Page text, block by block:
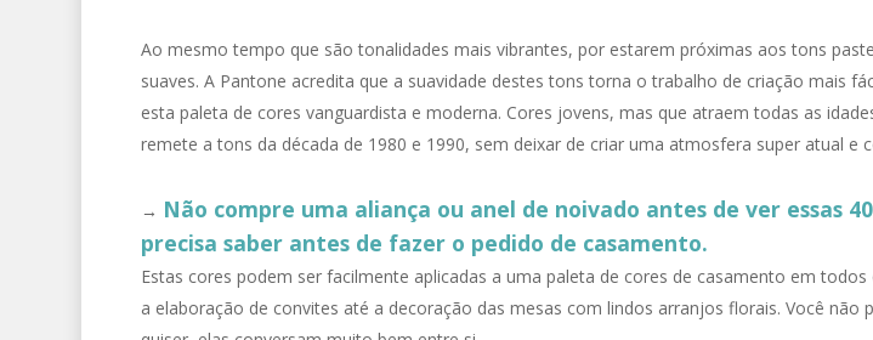
Ao mesmo tempo que são tonalidades mais vibrantes, por estarem próximas aos tons
suaves. A Pantone acredita que a suavidade destes tons torna o trabalho de criação mais
esta paleta de cores vanguardista e moderna. Cores jovens, mas que atraem todas as
remete a tons da década de 1980 e 1990, sem deixar de criar uma atmosfera super atual e
→ Não compre uma aliança ou anel de noivado antes de ver essas
precisa saber antes de fazer o pedido de casamento.
Estas cores podem ser facilmente aplicadas a uma paleta de cores de casamento em
a elaboração de convites até a decoração das mesas com lindos arranjos florais. Você não